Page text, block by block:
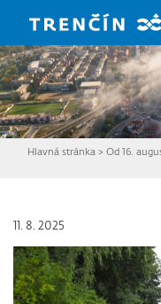
Hlavná stránka >Od 16.
11. 8. 2025